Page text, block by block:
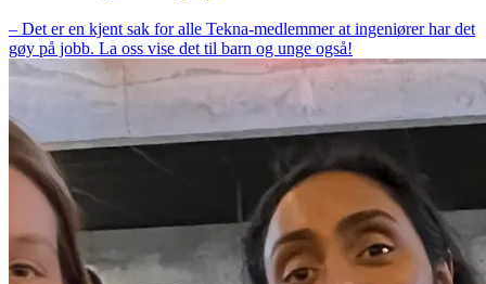
– Det er en kjent sak for alle Tekna-medlemmer at ingeniører har det
gøy på jobb. La oss vise det til barn og unge også!